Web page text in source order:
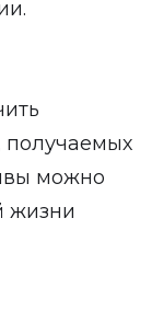
получаемых
можно
жизни